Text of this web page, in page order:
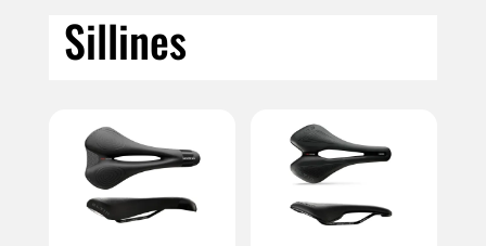
Sillines